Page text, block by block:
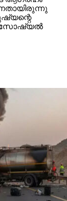
സോഷ്യല്‍